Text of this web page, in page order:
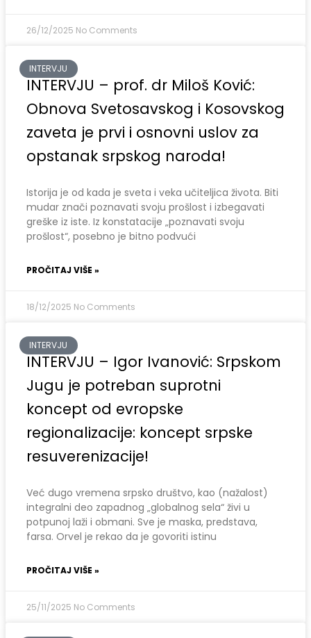
26/12/2025 No Comments
INTERVJU
INTERVJU – prof. dr Miloš Ković:
Obnova Svetosavskog i Kosovskog
zaveta je prvi i osnovni uslov za
opstanak srpskog naroda!
Istorija je od kada je sveta i veka učiteljica života. Biti
mudar znači poznavati svoju prošlost i izbegavati
greške iz iste. Iz konstatacije „poznavati svoju
prošlost“, posebno je bitno podvući
PROČITAJ VIŠE »
18/12/2025 No Comments
INTERVJU
INTERVJU – Igor Ivanović: Srpskom
Jugu je potreban suprotni
koncept od evropske
regionalizacije: koncept srpske
resuverenizacije!
Već dugo vremena srpsko društvo, kao (nažalost)
integralni deo zapadnog „globalnog sela“ živi u
potpunoj laži i obmani. Sve je maska, predstava,
farsa. Orvel je rekao da je govoriti istinu
PROČITAJ VIŠE »
25/11/2025 No Comments